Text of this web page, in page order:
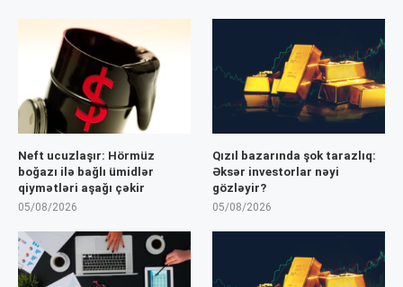
Neft ucuzlaşır: Hörmüz
boğazı ilə bağlı ümidlər
qiymətləri aşağı çəkir
05/08/2026
Qızıl bazarında şok tarazlıq:
Əksər investorlar nəyi
gözləyir?
05/08/2026